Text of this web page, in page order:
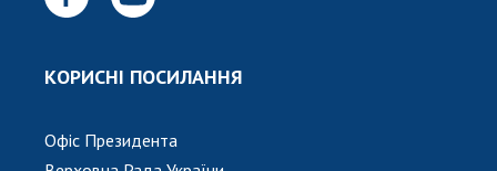
АКАДЕМІЯ КОМЕНТУЄ
КАБІНЕТ
КОРИСНІ ПОСИЛАННЯ
Офіс Президента